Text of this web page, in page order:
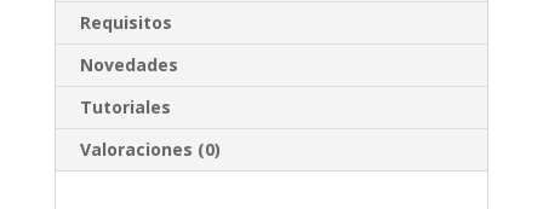
Requisitos
Novedades
Tutoriales
Valoraciones (0)